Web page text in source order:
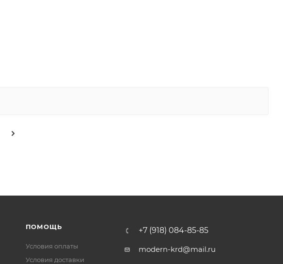
ПОМОЩЬ
Условия оплаты
Условия доставки
+7 (918) 084-85-85
modern-krd@mail.ru